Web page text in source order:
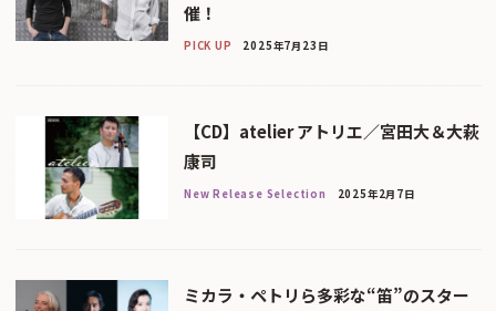
催！
PICK UP 2025年7月23日
【CD】atelier アトリエ／宮田大＆大萩
康司
New Release Selection 2025年2月7日
ミカラ・ペトリら多彩な“笛”のスター